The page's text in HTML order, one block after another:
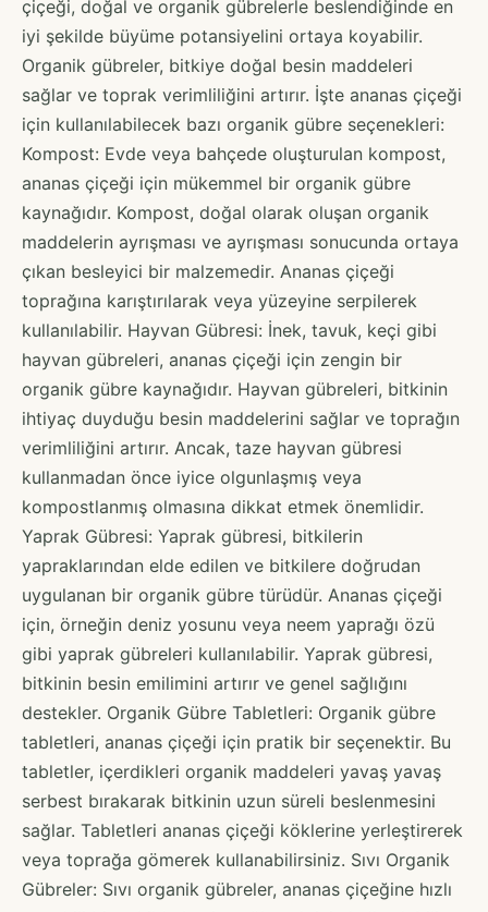
çiçeği, doğal ve organik gübrelerle beslendiğinde en
iyi şekilde büyüme potansiyelini ortaya koyabilir.
Organik gübreler, bitkiye doğal besin maddeleri
sağlar ve toprak verimliliğini artırır. İşte ananas çiçeği
için kullanılabilecek bazı organik gübre seçenekleri:
Kompost: Evde veya bahçede oluşturulan kompost,
ananas çiçeği için mükemmel bir organik gübre
kaynağıdır. Kompost, doğal olarak oluşan organik
maddelerin ayrışması ve ayrışması sonucunda ortaya
çıkan besleyici bir malzemedir. Ananas çiçeği
toprağına karıştırılarak veya yüzeyine serpilerek
kullanılabilir. Hayvan Gübresi: İnek, tavuk, keçi gibi
hayvan gübreleri, ananas çiçeği için zengin bir
organik gübre kaynağıdır. Hayvan gübreleri, bitkinin
ihtiyaç duyduğu besin maddelerini sağlar ve toprağın
verimliliğini artırır. Ancak, taze hayvan gübresi
kullanmadan önce iyice olgunlaşmış veya
kompostlanmış olmasına dikkat etmek önemlidir.
Yaprak Gübresi: Yaprak gübresi, bitkilerin
yapraklarından elde edilen ve bitkilere doğrudan
uygulanan bir organik gübre türüdür. Ananas çiçeği
için, örneğin deniz yosunu veya neem yaprağı özü
gibi yaprak gübreleri kullanılabilir. Yaprak gübresi,
bitkinin besin emilimini artırır ve genel sağlığını
destekler. Organik Gübre Tabletleri: Organik gübre
tabletleri, ananas çiçeği için pratik bir seçenektir. Bu
tabletler, içerdikleri organik maddeleri yavaş yavaş
serbest bırakarak bitkinin uzun süreli beslenmesini
sağlar. Tabletleri ananas çiçeği köklerine yerleştirerek
veya toprağa gömerek kullanabilirsiniz. Sıvı Organik
Gübreler: Sıvı organik gübreler, ananas çiçeğine hızlı